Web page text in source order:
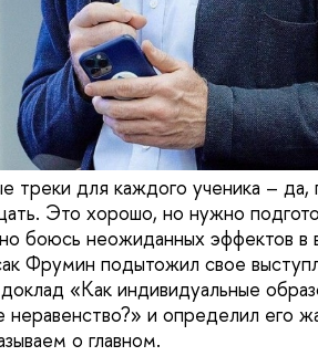
треки для каждого ученика – да,
Это хорошо, но нужно
боюсь неожиданных эффектов в
Фрумин подытожил свое
«Как индивидуальные
неравенство?» и определил его
о главном.